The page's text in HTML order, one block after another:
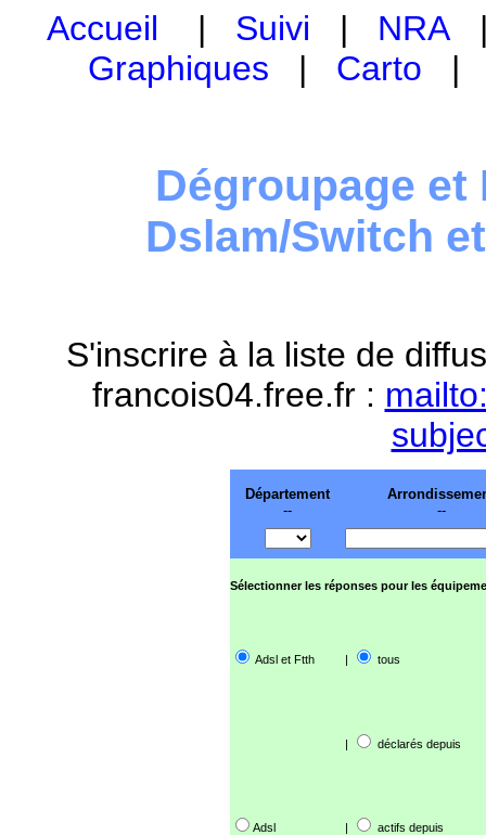
Accueil | Suivi | NRA
Graphiques | Carto
Dégroupage et
Dslam/Switch
S'inscrire à la liste de
francois04.free.fr :
Département
--
--
Sélectionner les réponses pour les
Adsl et Ftth | tous
| déclarés depuis
Adsl | actifs depuis